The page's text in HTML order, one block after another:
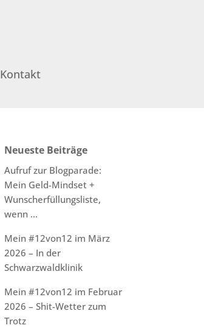
Kontakt
Neueste Beiträge
Aufruf zur Blogparade:
Mein Geld-Mindset +
Wunscherfüllungsliste,
wenn …
Mein #12von12 im März
2026 – In der
Schwarzwaldklinik
Mein #12von12 im Februar
2026 – Shit-Wetter zum
Trotz